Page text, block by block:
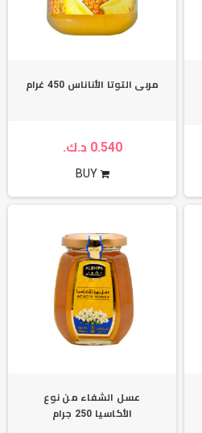
مربى التوتا الأناناس 450 غرام
0.540 د.ك.
BUY
عسل الشفاء من نوع
الأكاسيا 250 جرام